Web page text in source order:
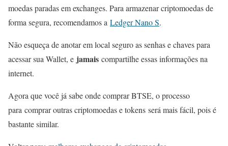
moedas paradas em exchanges. Para armazenar criptomoedas de
forma segura, recomendamos a Ledger Nano S.
Não esqueça de anotar em local seguro as senhas e chaves para
acessar sua Wallet, e jamais compartilhe essas informações na
internet.
Agora que você já sabe onde comprar BTSE, o processo
para comprar outras criptomoedas e tokens será mais fácil, pois é
bastante similar.